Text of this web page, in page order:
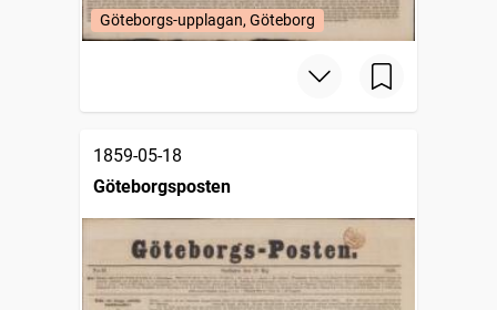
Göteborgs-upplagan, Göteborg
1859-05-18
Göteborgsposten